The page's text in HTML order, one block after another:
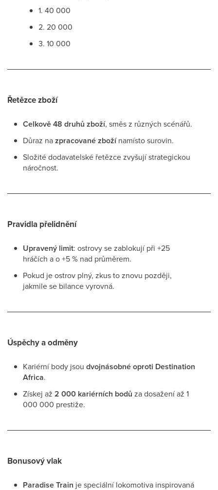
1. 40 000
2. 20 000
3. 10 000
Řetězce zboží
Celkově 48 druhů zboží, směs z různých scénářů.
Důraz nazpracované zbožínamísto surovin.
Složité dodavatelské řetězce zvyšují strategickou
náročnost.
Pravidla přelidnění
Upravený limit: ostrovy se zablokují při +25
hráčích a o +5 % nad průměrem.
Pokud je ostrov plný, zkus to znovu později,
jakmile se bilance vyrovná.
Úspěchy a odměny
Kariérní body jsou dvojnásobné oproti Destination
Africa.
Získej až 2 000 kariérních bodů za dosažení až 1
000 000 prestiže.
Bonusový vlak
Paradise Train je speciální lokomotiva inspirovaná